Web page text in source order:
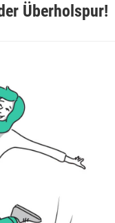
Überholspur!